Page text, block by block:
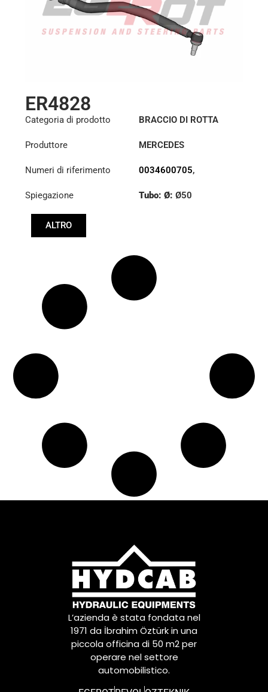
ER4828
Categoria di prodotto BRACCIO DI ROTTA
Produttore MERCEDES
Numeri di riferimento 0034600705,
9744601105
Spiegazione Tubo: Ø:Ø50
ALTRO
L’azienda è stata fondata nel
1971 da İbrahim Öztürk in una
piccola officina di 50 m2 per
operare nel settore
automobilistico.